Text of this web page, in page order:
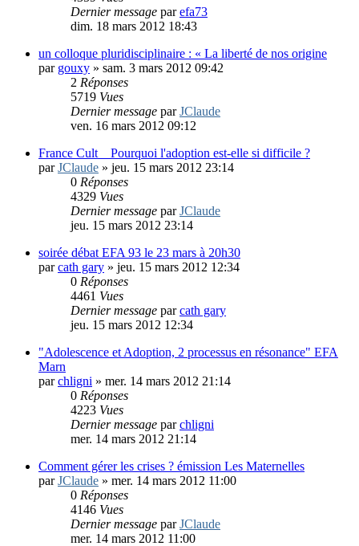
Dernier message parefa73
dim. 18 mars 2012 18:43
un colloque pluridisciplinaire : « La liberté de nos origine
par gouxy » sam. 3 mars 2012 09:42
2 Réponses
5719 Vues
Dernier message parJClaude
ven. 16 mars 2012 09:12
France Cult _ Pourquoi l'adoption est-elle si difficile ?
parJClaude » jeu. 15 mars 2012 23:14
0 Réponses
4329 Vues
Dernier message parJClaude
jeu. 15 mars 2012 23:14
soirée débat EFA 93 le 23 mars à 20h30
parcath gary » jeu. 15 mars 2012 12:34
0 Réponses
4461 Vues
Dernier message parcath gary
jeu. 15 mars 2012 12:34
"Adolescence et Adoption, 2 processus en résonance" EFA
Marn
parchligni » mer. 14 mars 2012 21:14
0 Réponses
4223 Vues
Dernier message parchligni
mer. 14 mars 2012 21:14
Comment gérer les crises ? émission Les Maternelles
parJClaude » mer. 14 mars 2012 11:00
0 Réponses
4146 Vues
Dernier message parJClaude
mer. 14 mars 2012 11:00